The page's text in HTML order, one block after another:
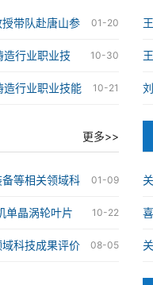
01-20
带队赴唐山参
获奖 10-30
造行业职业技
10-21
造行业职业技能
更多>>
01-09
等相关领域科
10-22
单晶涡轮叶片
评价会 08-05
科技成果评价